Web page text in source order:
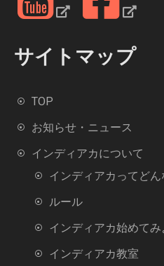
r
o
a
b
k
サイトマップ
TOP
お知らせ・ニュース
インディアカについて
インディアカってどん
ルール
インディアカ始めてみ
インディアカ教室